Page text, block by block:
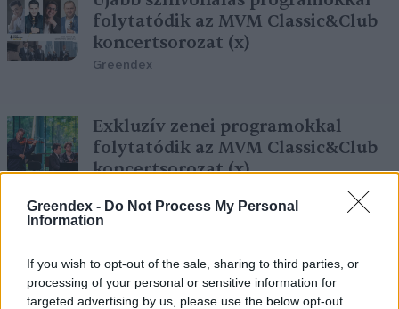
Greendex - Do Not Process My Personal
Information
If you wish to opt-out of the sale, sharing to third parties, or
processing of your personal or sensitive information for
targeted advertising by us, please use the below opt-out
folytatódik az MVM Classic&Club
koncertsorozat (x)
Greendex
Exkluzív zenei programokkal
folytatódik az MVM Classic&Club
koncertsorozat (x)
hazai ipari naperőművi kapacitás
Greendex Szemle